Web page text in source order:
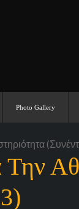
Photo Gallery